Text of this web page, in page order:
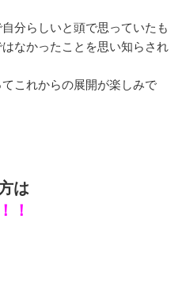
分らしいと頭で思っていたも
なかったことを思い知らされ
これからの展開が楽しみで
は
！